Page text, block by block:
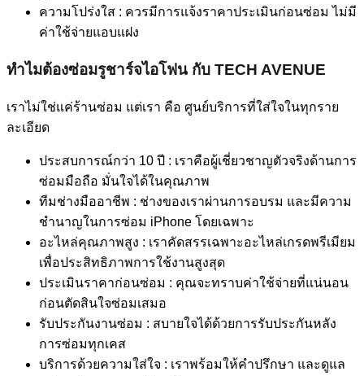
ความโปร่งใส : ควรมีการแจ้งราคาประเมินก่อนซ่อม ไม่มี
ค่าใช้จ่ายแอบแฝง
ทำไมต้องซ่อมรูชาร์จไอโฟน กับ TECH AVENUE
เราไม่ใช่แค่ร้านซ่อม แต่เรา คือ ศูนย์บริการที่ใส่ใจในทุกราย
ละเอียด
ประสบการณ์กว่า 10 ปี : เราคือผู้เชี่ยวชาญตัวจริงด้านการ
ซ่อมมือถือ มั่นใจได้ในคุณภาพ
ทีมช่างมืออาชีพ : ช่างของเราผ่านการอบรม และมีความ
ชำนาญในการซ่อม iPhone โดยเฉพาะ
อะไหล่คุณภาพสูง : เราคัดสรรเฉพาะอะไหล่เกรดพรีเมียม
เพื่อประสิทธิภาพการใช้งานสูงสุด
ประเมินราคาก่อนซ่อม : คุณจะทราบค่าใช้จ่ายที่แน่นอน
ก่อนตัดสินใจซ่อมเสมอ
รับประกันงานซ่อม : สบายใจได้ด้วยการรับประกันหลัง
การซ่อมทุกเคส
บริการด้วยความใส่ใจ : เราพร้อมให้คำปรึกษา และดูแล